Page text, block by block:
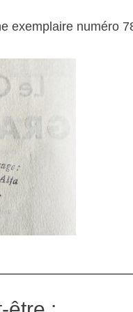
exemplaire numéro